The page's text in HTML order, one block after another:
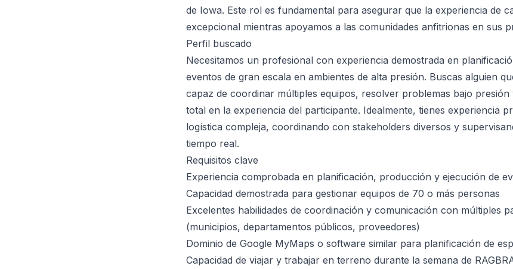
de Iowa. Este rol es fundamental para asegurar que la experiencia de
excepcional mientras apoyamos a las comunidades anfitrionas en sus
Perfil buscado
Necesitamos un profesional con experiencia demostrada en
eventos de gran escala en ambientes de alta presión. Buscas alguien
capaz de coordinar múltiples equipos, resolver problemas bajo
total en la experiencia del participante. Idealmente, tienes experiencia
logística compleja, coordinando con stakeholders diversos y
tiempo real.
Requisitos clave
Experiencia comprobada en planificación, producción y ejecución de
Capacidad demostrada para gestionar equipos de 70 o más personas
Excelentes habilidades de coordinación y comunicación con múltiples
(municipios, departamentos públicos, proveedores)
Dominio de Google MyMaps o software similar para planificación de
Capacidad de viajar y trabajar en terreno durante la semana de